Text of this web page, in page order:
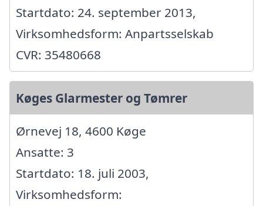
Startdato: 24. september 2013,
Virksomhedsform: Anpartsselskab
CVR: 35480668
Køges Glarmester og Tømrer
Ørnevej 18, 4600 Køge
Ansatte: 3
Startdato: 18. juli 2003,
Virksomhedsform: